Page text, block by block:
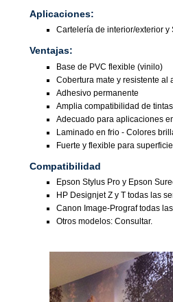
Aplicaciones:
Cartelería de interior/exterior y
Ventajas:
Base de PVC flexible (vinilo)
Cobertura mate y resistente al
Adhesivo permanente
Amplia compatibilidad de tintas
Adecuado para aplicaciones
Laminado en frio - Colores
Fuerte y flexible para
Compatibilidad
Epson Stylus Pro y Epson
HP Designjet Z y T todas las
Canon Image-Prograf todas
Otros modelos: Consultar.